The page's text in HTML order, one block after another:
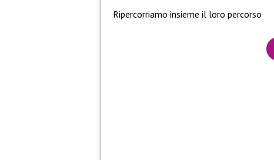
Ripercorriamo insieme il loro percorso